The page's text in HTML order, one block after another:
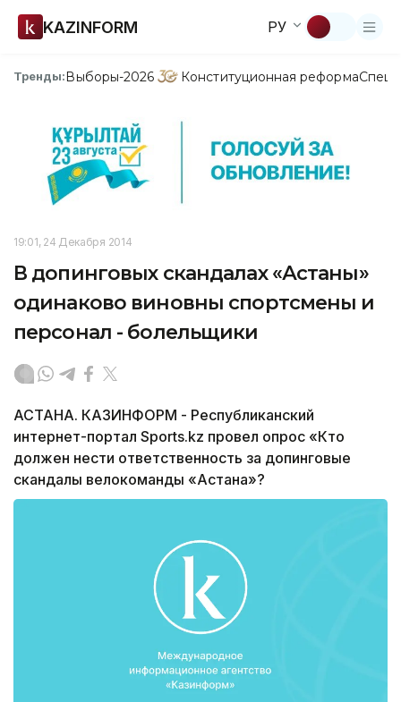
KAZINFORM РУ
Тренды:Выборы-2026 Конституционная реформа
19:01, 24 Декабря 2014
В допинговых скандалах «Астаны»
одинаково виновны спортсмены и
персонал - болельщики
АСТАНА. КАЗИНФОРМ - Республиканский
интернет-портал Sports.kz провел опрос «Кто
должен нести ответственность за допинговые
скандалы велокоманды «Астана»?